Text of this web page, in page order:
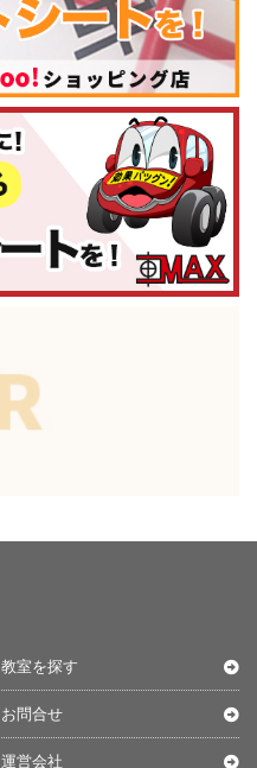
教室を探す
お問合せ
運営会社